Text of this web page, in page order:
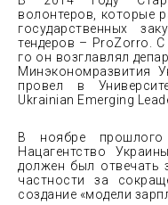
волонтеров, которые
государственных
тендеров – ProZorro.
го он возглавлял
Минэкономразвития
провел в
Ukrainian Emerging
В ноябре прошлого
Нацагентство
должен был отвечать
частности за
создание «модели